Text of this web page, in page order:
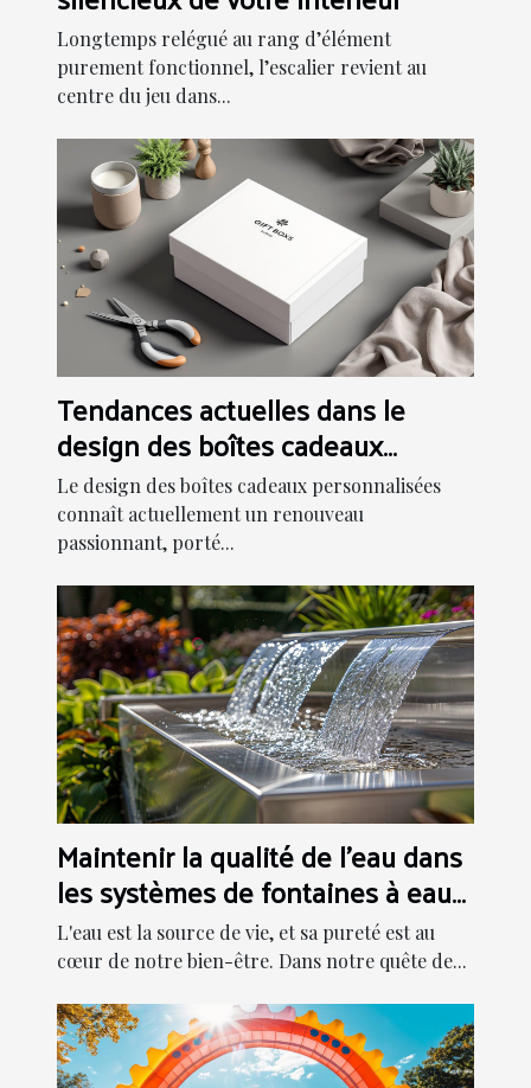
Longtemps relégué au rang d’élément
purement fonctionnel, l’escalier revient au
centre du jeu dans...
Tendances actuelles dans le
design des boîtes cadeaux
personnalisées
Le design des boîtes cadeaux personnalisées
connaît actuellement un renouveau
passionnant, porté...
Maintenir la qualité de l'eau dans
les systèmes de fontaines à eau
modernes
L'eau est la source de vie, et sa pureté est au
cœur de notre bien-être. Dans notre quête de...